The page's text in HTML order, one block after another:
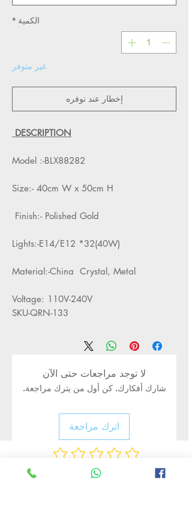
الكمية *
غير متوفر
إخطار عند توفره
DESCRIPTION
Model :-BLX88282
Size:- 40cm W x 50cm H
Finish:- Polished Gold
Lights:-E14/E12 *32(40W)
Material:-China Crystal, Metal
Voltage: 110V-240V
SKU-QRN-133
لا توجد مراجعات حتى الآن
شارك أفكارك. كن أول من يترك مراجعة.
اترك مراجعة
Rate Us